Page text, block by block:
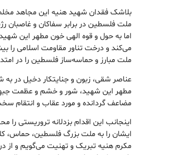
بلاشک فقدان شهید هنیه این مجاهد مخلص
ملت فلسطین در برابر سفاکان و
اما به حول و قوه الهی خون مطهر این
می‌کند و درخت تناور مقاومت اسلامی
ملت مبارز و حماسه‌ساز فلسطین را در
عناصر شقی، زبون و جنایتکار دخیل در
مطهر این شهید، شور و خشم و عظمت
مضاعف گردانده و مورد عقاب و انتقام
اینجانب این اقدام بزدلانه تروریستی
ایشان را به ملت بزرگ فلسطین، حماس،
مکرم هنیه تبریک و تهنیت می‌گویم و از